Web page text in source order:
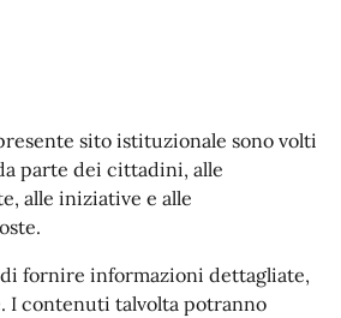
sito istituzionale sono volti
parte dei cittadini, alle
alle iniziative e alle
di fornire informazioni dettagliate,
I contenuti talvolta potranno